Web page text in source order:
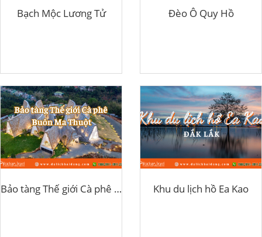
Bạch Mộc Lương Tử Đèo Ô Quy Hồ
Bảo tàng Thế giới Cà phê Buôn Ma Thuột Khu du lịch hồ Ea Kao